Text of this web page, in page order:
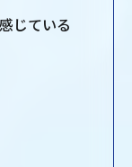
ている